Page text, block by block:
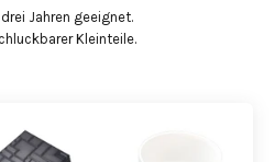
Jahren geeignet.
Kleinteile.